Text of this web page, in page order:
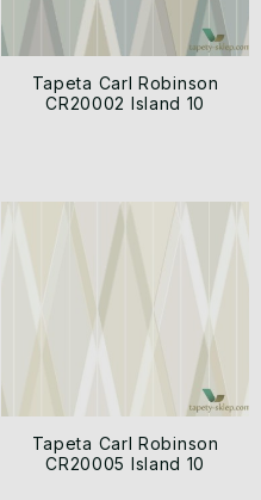
Tapeta Carl Robinson
CR20002 Island 10
Tapeta Carl Robinson
CR20005 Island 10